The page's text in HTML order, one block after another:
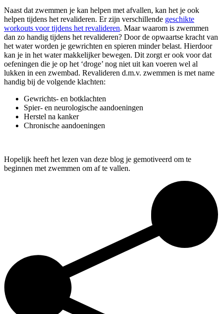
Naast dat zwemmen je kan helpen met afvallen, kan het je ook
helpen tijdens het revalideren. Er zijn verschillende geschikte
workouts voor tijdens het revalideren. Maar waarom is zwemmen
dan zo handig tijdens het revalideren? Door de opwaartse kracht van
het water worden je gewrichten en spieren minder belast. Hierdoor
kan je in het water makkelijker bewegen. Dit zorgt er ook voor dat
oefeningen die je op het ‘droge’ nog niet uit kan voeren wel al
lukken in een zwembad. Revalideren d.m.v. zwemmen is met name
handig bij de volgende klachten:
Gewrichts- en botklachten
Spier- en neurologische aandoeningen
Herstel na kanker
Chronische aandoeningen
Hopelijk heeft het lezen van deze blog je gemotiveerd om te
beginnen met zwemmen om af te vallen.